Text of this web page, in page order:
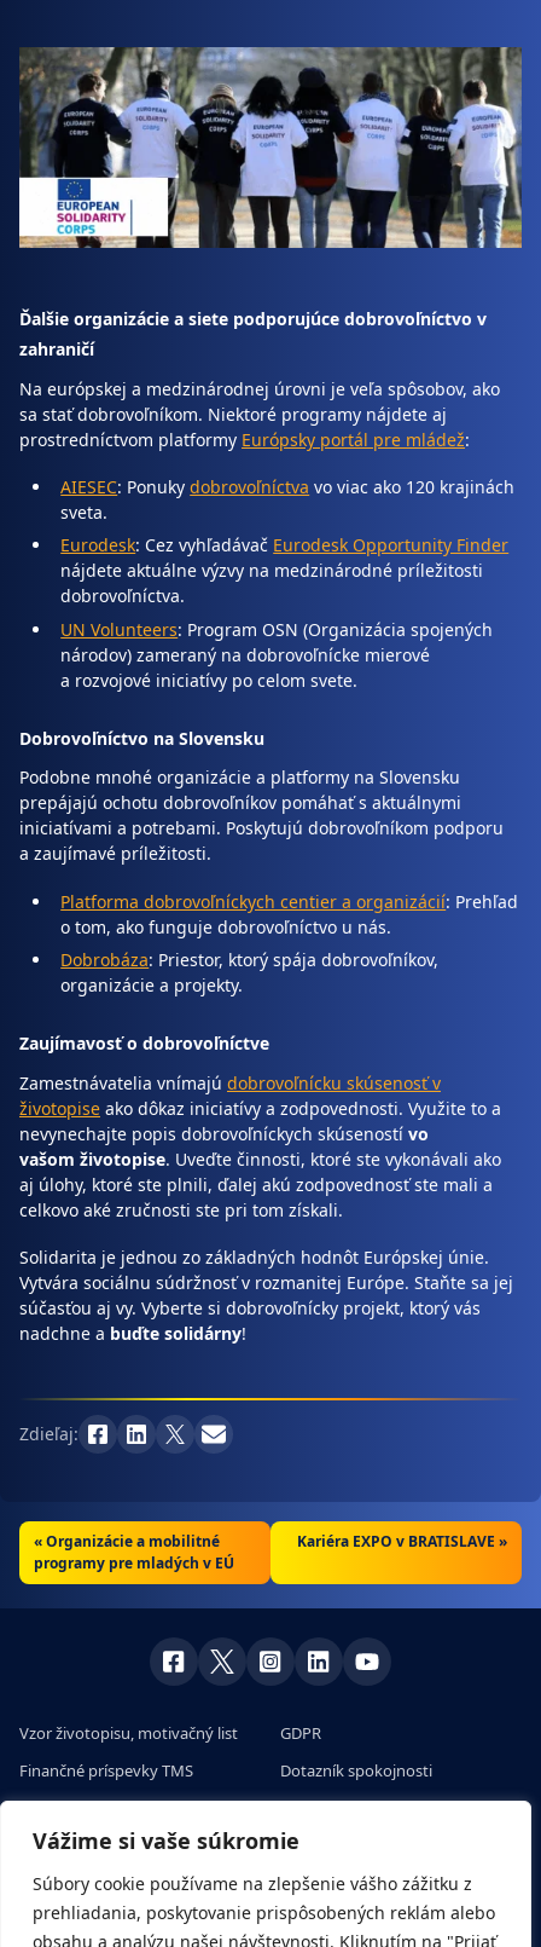
Vážime si vaše súkromie
Súbory cookie používame na zlepšenie vášho zážitku z
prehliadania, poskytovanie prispôsobených reklám alebo
obsahu a analýzu našej návštevnosti. Kliknutím na "Prijať
Ďalšie organizácie a siete podporujúce dobrovoľníctvo v
zahraničí
Na európskej a medzinárodnej úrovni je veľa spôsobov, ako
sa stať dobrovoľníkom. Niektoré programy nájdete aj
prostredníctvom platformy Európsky portál pre mládež:
AIESEC: Ponukydobrovoľníctva vo viac ako 120 krajinách
sveta.
Eurodesk: Cez vyhľadávač Eurodesk Opportunity Finder
nájdete aktuálne výzvy na medzinárodné príležitosti
dobrovoľníctva.
UN Volunteers: Program OSN (Organizácia spojených
národov) zameraný na dobrovoľnícke mierové
a rozvojové iniciatívy po celom svete.
Dobrovoľníctvo na Slovensku
Podobne mnohé organizácie a platformy na Slovensku
prepájajú ochotu dobrovoľníkov pomáhať s aktuálnymi
iniciatívami a potrebami. Poskytujú dobrovoľníkom podporu
a zaujímavé príležitosti.
Platforma dobrovoľníckych centier a organizácií: Prehľad
o tom, ako funguje dobrovoľníctvo u nás.
Dobrobáza: Priestor, ktorý spája dobrovoľníkov,
organizácie a projekty.
Zaujímavosť o dobrovoľníctve
Zamestnávatelia vnímajú dobrovoľnícku skúsenosť v
životopise ako dôkaz iniciatívy a zodpovednosti. Využite to a
nevynechajte popis dobrovoľníckych skúseností vo
vašom životopise. Uveďte činnosti, ktoré ste vykonávali ako
aj úlohy, ktoré ste plnili, ďalej akú zodpovednosť ste mali a
celkovo aké zručnosti ste pri tom získali.
Solidarita je jednou zo základných hodnôt Európskej únie.
Vytvára sociálnu súdržnosť v rozmanitej Európe. Staňte sa jej
súčasťou aj vy. Vyberte si dobrovoľnícky projekt, ktorý vás
nadchne a buďte solidárny!
Zdieľaj:
«Organizácie a mobilitné
programy pre mladých v EÚ
Kariéra EXPO v BRATISLAVE »
Vzor životopisu, motivačný list
Finančné príspevky TMS
Skúsenosti klientov s prácou v
zahraničí
brigádach
Rady a tipy
GDPR
Dotazník spokojnosti
Veľtrhy práce v Európe
Pracovné ponuky na európskom